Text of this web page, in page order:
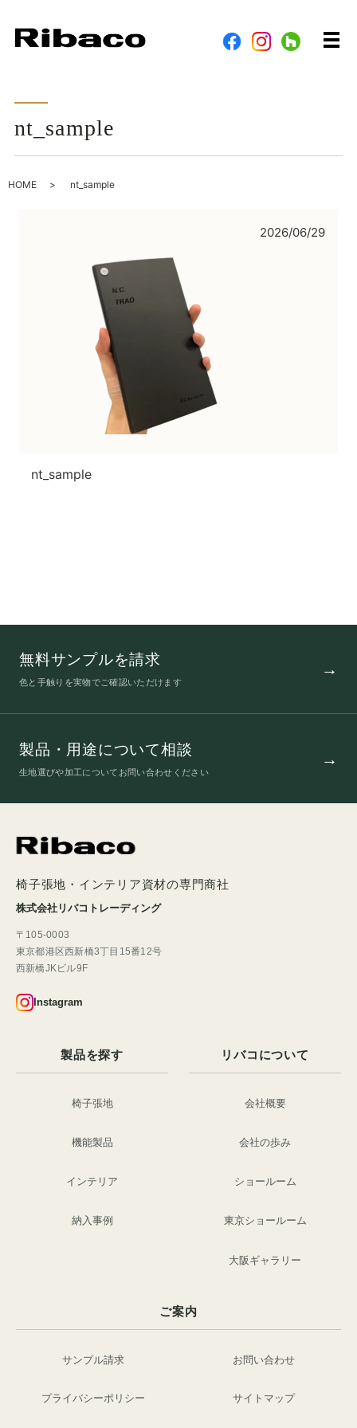
メ
nt_sample
HOME nt_sample
2026/06/29
nt_sample
無料サンプルを請求
色と手触りを実物でご確認いただけます
製品・用途について相談
生地選びや加工についてお問い合わせください
椅子張地・インテリア資材の専門商社
株式会社リバコトレーディング
〒105-0003
東京都港区西新橋3丁目15番12号
西新橋JKビル9F
Instagram
製品を探す
椅子張地
機能製品
インテリア
納入事例
リバコについて
会社概要
会社の歩み
ショールーム
東京ショールーム
大阪ギャラリー
ご案内
サンプル請求 お問い合わせ
プライバシーポリシー サイトマップ